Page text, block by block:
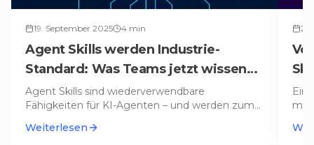
19. September 2025 4 min
Agent Skills werden Industrie-
Standard: Was Teams jetzt wissen
müssen
Agent Skills sind wiederverwendbare
Fähigkeiten für KI-Agenten – und werden zum
Weiterlesen
Ein